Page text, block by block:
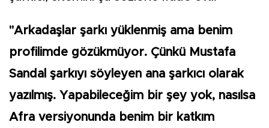
"Arkadaşlar şarkı yüklenmiş ama benim
profilimde gözükmüyor. Çünkü Mustafa
Sandal şarkıyı söyleyen ana şarkıcı olarak
yazılmış. Yapabileceğim bir şey yok, nasılsa
Afra versiyonunda benim bir katkım